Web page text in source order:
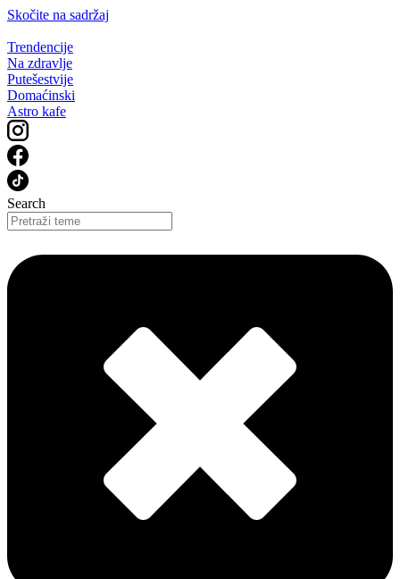
Skočite na sadržaj
Trendencije
Na zdravlje
Putešestvije
Domaćinski
Astro kafe
Search